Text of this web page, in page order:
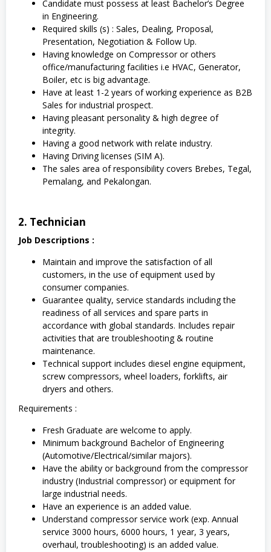
Candidate must possess at least Bachelor’s Degree
in Engineering.
Required skills (s) : Sales, Dealing, Proposal,
Presentation, Negotiation & Follow Up.
Having knowledge on Compressor or others
office/manufacturing facilities i.e HVAC, Generator,
Boiler, etc is big advantage.
Have at least 1-2 years of working experience as B2B
Sales for industrial prospect.
Having pleasant personality & high degree of
integrity.
Having a good network with relate industry.
Having Driving licenses (SIM A).
The sales area of responsibility covers Brebes, Tegal,
Pemalang, and Pekalongan.
2. Technician
Job Descriptions :
Maintain and improve the satisfaction of all
customers, in the use of equipment used by
consumer companies.
Guarantee quality, service standards including the
readiness of all services and spare parts in
accordance with global standards. Includes repair
activities that are troubleshooting & routine
maintenance.
Technical support includes diesel engine equipment,
screw compressors, wheel loaders, forklifts, air
dryers and others.
Requirements :
Fresh Graduate are welcome to apply.
Minimum background Bachelor of Engineering
(Automotive/Electrical/similar majors).
Have the ability or background from the compressor
industry (Industrial compressor) or equipment for
large industrial needs.
Have an experience is an added value.
Understand compressor service work (exp. Annual
service 3000 hours, 6000 hours, 1 year, 3 years,
overhaul, troubleshooting) is an added value.